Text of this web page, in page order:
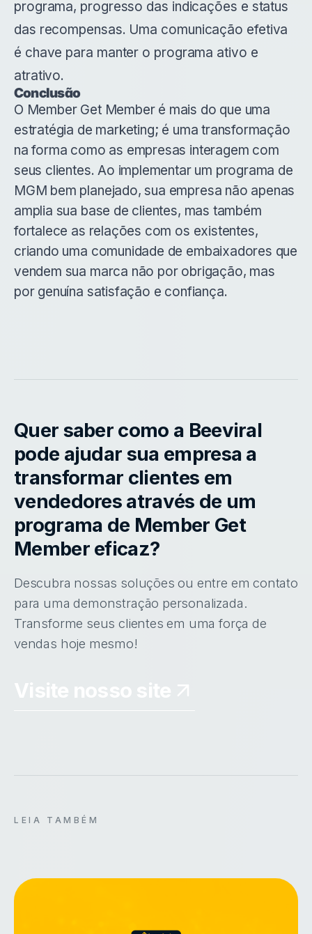
programa, progresso das indicações e status
das recompensas. Uma comunicação efetiva
é chave para manter o programa ativo e
atrativo.
Conclusão
O Member Get Member é mais do que uma
estratégia de marketing; é uma transformação
na forma como as empresas interagem com
seus clientes. Ao implementar um programa de
MGM bem planejado, sua empresa não apenas
amplia sua base de clientes, mas também
fortalece as relações com os existentes,
criando uma comunidade de embaixadores que
vendem sua marca não por obrigação, mas
por genuína satisfação e confiança.
Quer saber como a Beeviral
pode ajudar sua empresa a
transformar clientes em
vendedores através de um
programa de Member Get
Member eficaz?
Descubra nossas soluções ou entre em contato
para uma demonstração personalizada.
Transforme seus clientes em uma força de
vendas hoje mesmo!
LEIA TAMBÉM